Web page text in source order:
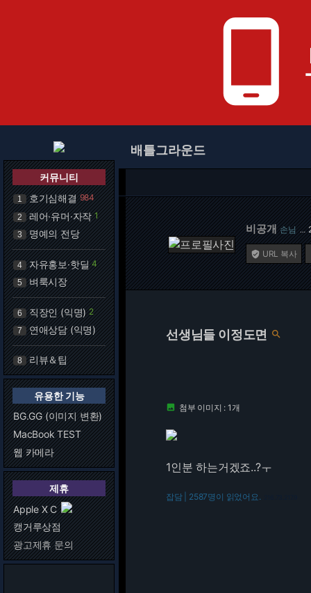
phone_android
커뮤니티
1 호기심해결 984
2 레어·유머·자작 1
3 명예의 전당
4 자유홍보·핫딜 4
5 벼룩시장
6 직장인 (익명) 2
7 연애상담 (익명)
8 리뷰＆팁
유용한 기능
BG.GG (이미지 변환)
MacBook TEST
웹 카메라
제휴
Apple X C
캥거루상점
광고제휴 문의
배틀그라운드
비공개 손님 …
 URL 복사
선생님들 이정도면 
 첨부 이미지 : 1개
1인분 하는거겠죠..?ㅜ
잡담 | 2587명이 읽었어요.